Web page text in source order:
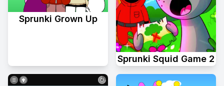
Sprunki Grown Up
Sprunki Squid Game 2